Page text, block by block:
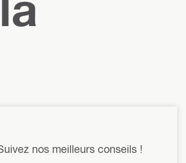
nos meilleurs conseils !